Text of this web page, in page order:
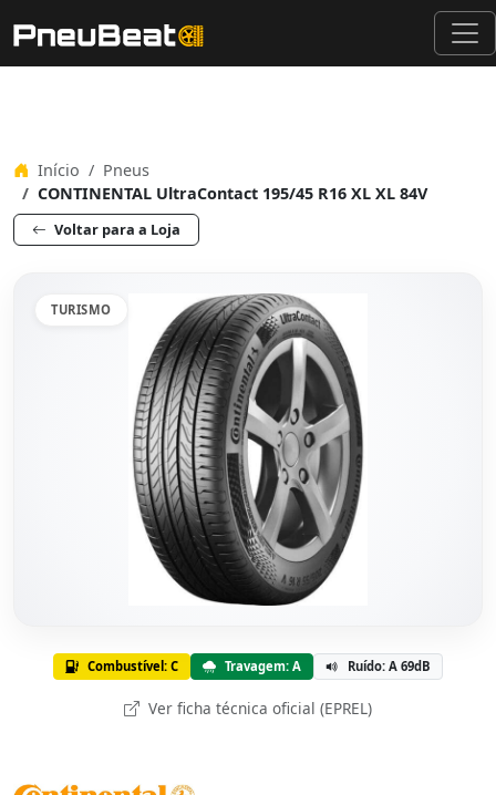
Início
Pneus
CONTINENTAL UltraContact 195/45 R16 XL XL 84V
Voltar para a Loja
TURISMO
Combustível: C Travagem: A Ruído: A 69dB
Ver ficha técnica oficial (EPREL)